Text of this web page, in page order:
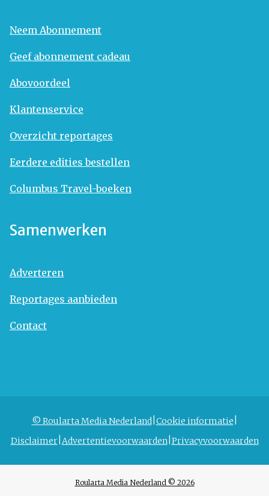
Neem Abonnement
Geef abonnement cadeau
Abovoordeel
Klantenservice
Overzicht reportages
Eerdere edities bestellen
Columbus Travel-boeken
Samenwerken
Adverteren
Reportages aanbieden
Contact
© Roularta Media Nederland Cookie informatie
Disclaimer Advertentievoorwaarden Privacyvoorwaarden
Roularta Media Nederland © 2026